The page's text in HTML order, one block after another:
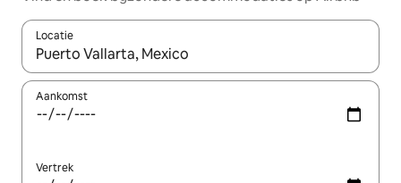
Locatie
Wanneer er resultaten beschikbaar zijn, maak je een keuze
Aankomst
Vertrek